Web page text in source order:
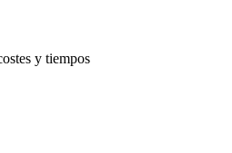
y tiempos